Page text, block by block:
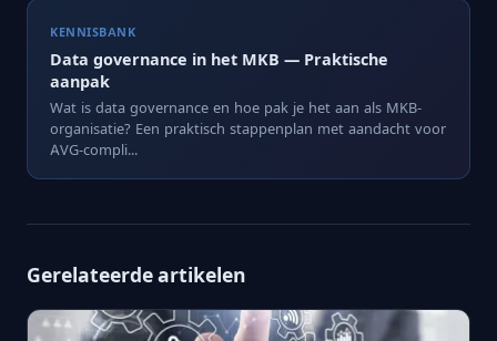
KENNISBANK
Data governance in het MKB — Praktische
aanpak
Wat is data governance en hoe pak je het aan als MKB-
organisatie? Een praktisch stappenplan met aandacht voor
AVG-compli...
Gerelateerde artikelen